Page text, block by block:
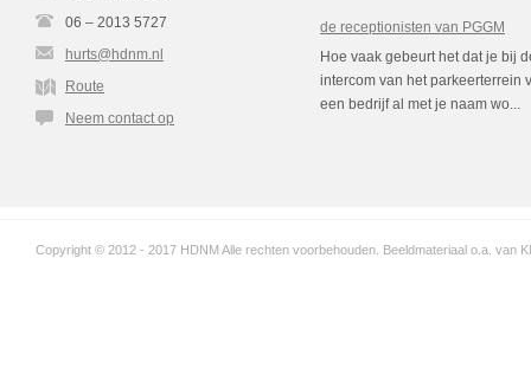
06 – 2013 5727
hurts@hdnm.nl
Route
Neem contact op
de receptionisten van PGGM
Hoe vaak gebeurt het dat je bij
intercom van het parkeerterrein
een bedrijf al met je naam wo...
Copyright © 2012 - 2017 HDNM Alle rechten voorbehouden. Beeldmateriaal o.a. van